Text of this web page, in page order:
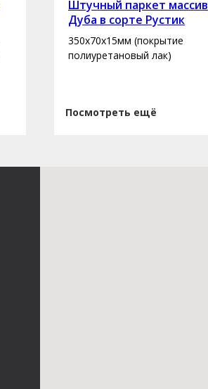
Штучный паркет массив
Дуба в сорте Рустик
350х70х15мм (покрытие
полиуретановый лак)
Посмотреть ещё